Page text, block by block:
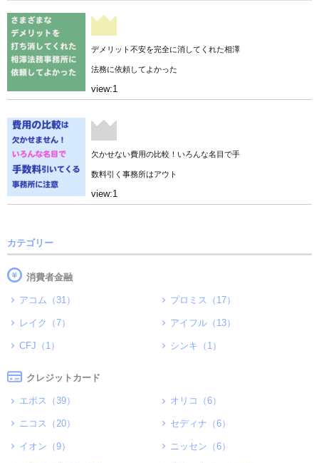
デメリット不安を完全に消してくれた相澤
法務に依頼してよかった
view:1
欠かせない費用の比較！いろんな名目で手
数料引く事務所はアウト
view:1
カテゴリー
消費者金融
アコム（31） プロミス（17）
レイク（7） アイフル（13）
CFJ（1） シンキ（1）
クレジットカード
エポス（39） オリコ（6）
ニコス（20） セディナ（6）
イオン（9） ニッセン（6）